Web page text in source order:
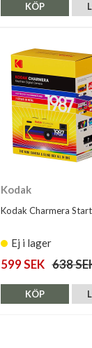
KÖP
Kodak
Kodak Charmera
Ej i lager
599 SEK 638
KÖP